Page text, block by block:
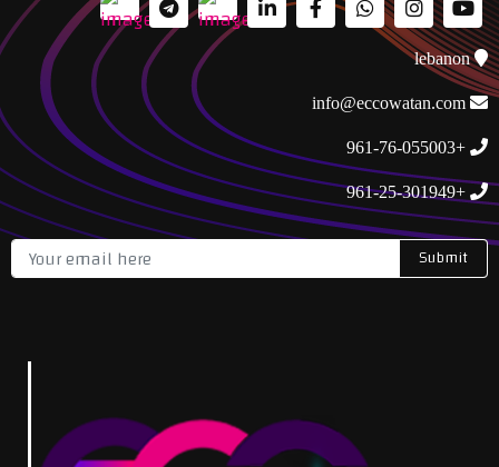
lebanon
+961-76-055003
+961-25-301949
Submit